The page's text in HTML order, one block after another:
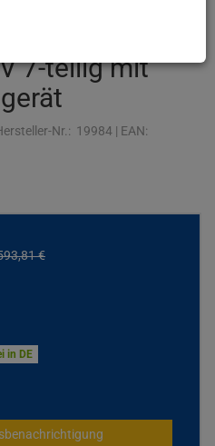
Lot-Laser
7-teilig mit
Nr.: 19984 | EAN:
81€
in DE